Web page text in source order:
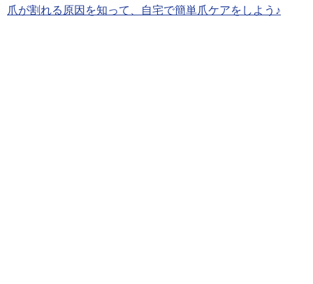
爪が割れる原因を知って、自宅で簡単爪ケアをしよう♪